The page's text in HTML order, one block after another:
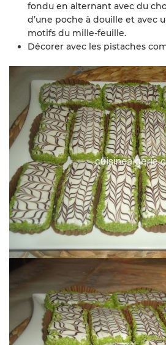
fondu en alternant avec du
d’une poche à douille et avec
motifs du mille-feuille.
Décorer avec les pistaches